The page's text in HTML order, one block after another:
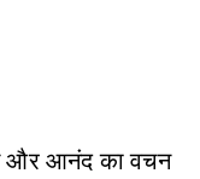
और आनंद का वचन